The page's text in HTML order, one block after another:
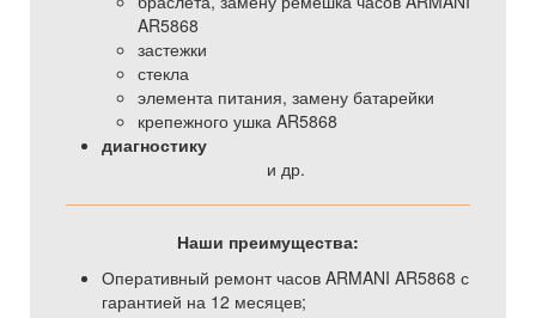
AR5868
застежки
стекла
элемента питания, замену батарейки
крепежного ушка AR5868
диагностику
и др.
Наши преимущества:
Оперативный ремонт часов ARMANI AR5868 с
гарантией на 12 месяцев;